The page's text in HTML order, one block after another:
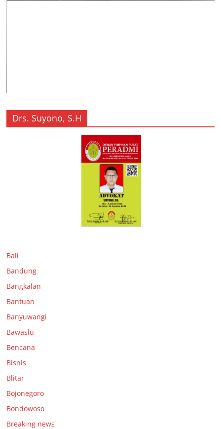
Drs. Suyono, S.H
Bali
Bandung
Bangkalan
Bantuan
Banyuwangi
Bawaslu
Bencana
Bisnis
Blitar
Bojonegoro
Bondowoso
Breaking news